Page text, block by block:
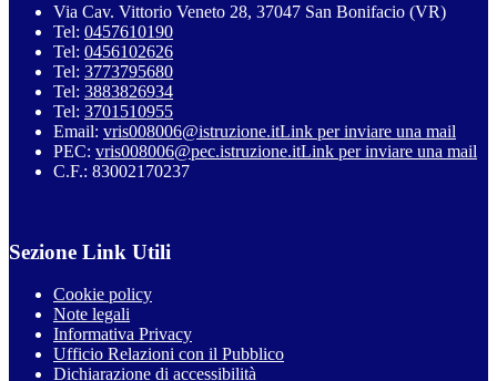
Via Cav. Vittorio Veneto 28, 37047 San Bonifacio (VR)
Tel: 0457610190
Tel: 0456102626
Tel: 3773795680
Tel: 3883826934
Tel: 3701510955
Email: vris008006@istruzione.itLink per inviare una mail
PEC: vris008006@pec.istruzione.itLink per inviare una mail
C.F.: 83002170237
Sezione Link Utili
Cookie policy
Note legali
Informativa Privacy
Ufficio Relazioni con il Pubblico
Dichiarazione di accessibilità